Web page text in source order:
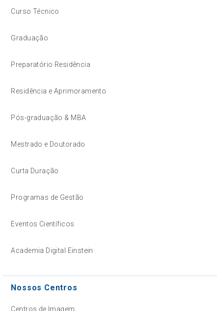
Curso Técnico
Graduação
Preparatório Residência
Residência e Aprimoramento
Pós-graduação & MBA
Mestrado e Doutorado
Curta Duração
Programas de Gestão
Eventos Científicos
Academia Digital Einstein
Nossos Centros
Centros de Imagem